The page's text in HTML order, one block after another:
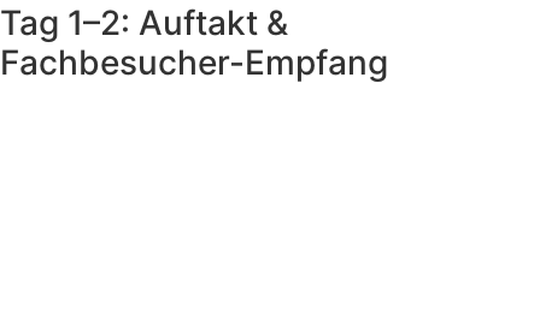
Tag 1–2: Auftakt &
Fachbesucher-Empfang